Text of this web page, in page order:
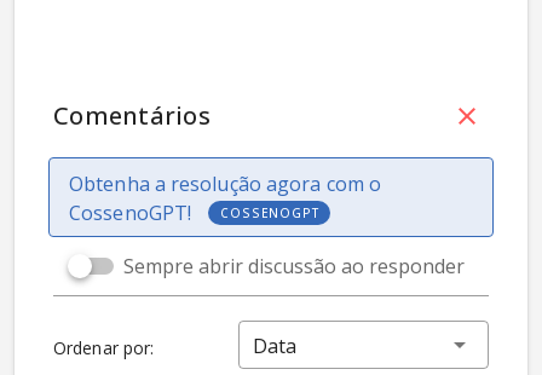
Comentários
Obtenha a resolução agora com o
CossenoGPT!
COSSENOGPT
Sempre abrir discussão ao responder
Ordenar por: Data